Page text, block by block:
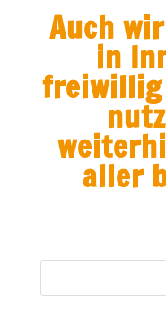
Auch
in
freiwillig
aller